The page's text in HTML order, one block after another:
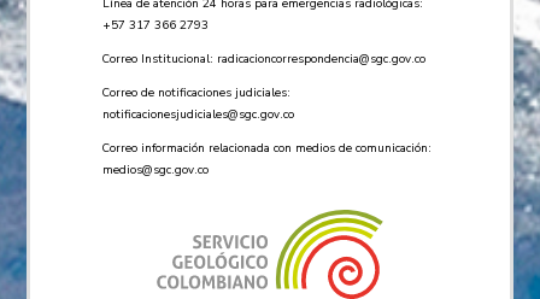
+57 ​317 366 2793
Correo Institucional: radicacioncorrespondencia@sgc.gov.co
Correo de notificaciones judiciales:
notificacionesjudiciales@sgc.gov.co
Correo información relacionada con medios de comunicación:
medios@sgc.gov.co